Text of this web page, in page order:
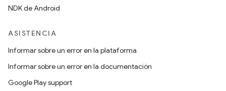
NDK de Android
ASISTENCIA
Informar sobre un error en la plataforma
Informar sobre un error en la documentación
Google Play support